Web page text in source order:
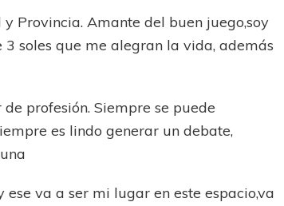
y Provincia. Amante del buen juego,soy
3 soles que me alegran la vida, además
profesión. Siempre se puede
es lindo generar un debate,
ese va a ser mi lugar en este espacio,va